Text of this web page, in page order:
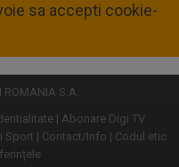
sa accepti cookie-
S.A.
Abonare Digi TV
Sport Contact/Info
Codul etic